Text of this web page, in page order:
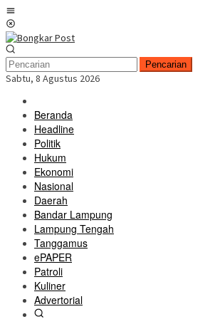
Loncat
ke
konten
Pencarian
Sabtu, 8 Agustus 2026
Beranda
Headline
Politik
Hukum
Ekonomi
Nasional
Daerah
Bandar Lampung
Lampung Tengah
Tanggamus
ePAPER
Patroli
Kuliner
Advertorial